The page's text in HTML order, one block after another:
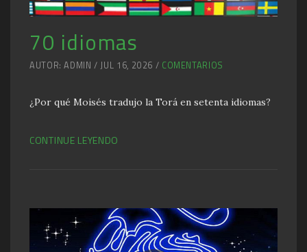
70 idiomas
AUTOR: ADMIN / JUL 16, 2026 / COMENTARIOS
¿Por qué Moisés tradujo la Torá en setenta idiomas?
CONTINUE LEYENDO